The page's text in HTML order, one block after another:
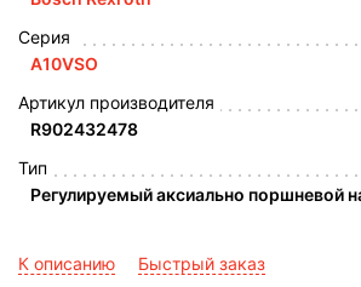
Серия
A10VSO
Артикул производителя
R902432478
Тип
Регулируемый аксиально поршневой
К описанию Быстрый заказ